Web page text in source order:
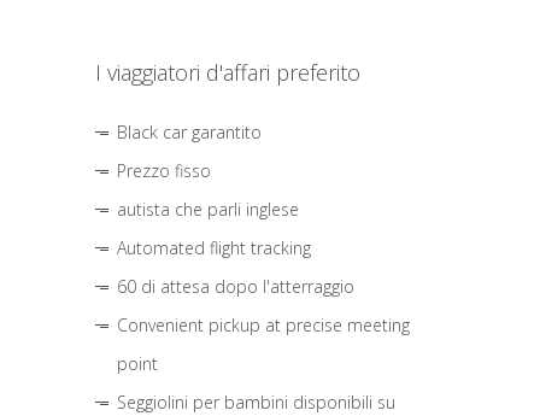
I viaggiatori d'affari preferito
Black car garantito
Prezzo fisso
autista che parli inglese
Automated flight tracking
60 di attesa dopo l'atterraggio
Convenient pickup at precise meeting
point
Seggiolini per bambini disponibili su